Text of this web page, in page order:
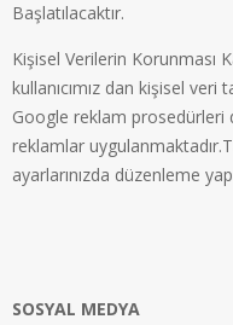
Başlatılacaktır.
Kişisel Verilerin Korunması
kullanıcımız dan kişisel
Google reklam prosedürleri
reklamlar
ayarlarınızda düzenleme
SOSYAL MEDYA